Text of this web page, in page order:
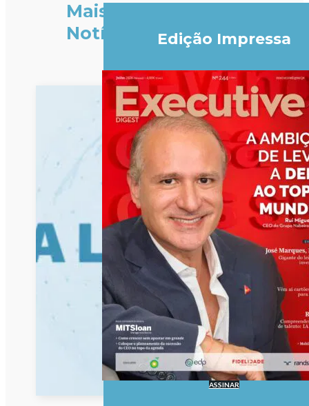
Mais
Notícias
Edição Impressa
ASSINAR